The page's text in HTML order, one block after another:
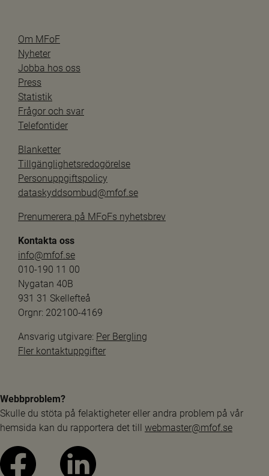
Om MFoF
Nyheter
Jobba hos oss
Press
Statistik
Frågor och svar
Telefontider
Blanketter
Tillgänglighetsredogörelse
Personuppgiftspolicy
dataskyddsombud@mfof.se
Prenumerera på MFoFs nyhetsbrev
Kontakta oss
info@mfof.se
010-190 11 00
Nygatan 40B
931 31 Skellefteå
Orgnr: 202100-4169
Ansvarig utgivare: Per Bergling
Fler kontaktuppgifter
Webbproblem?
Skulle du stöta på felaktigheter eller andra problem på vår
hemsida kan du rapportera det till webmaster@mfof.se